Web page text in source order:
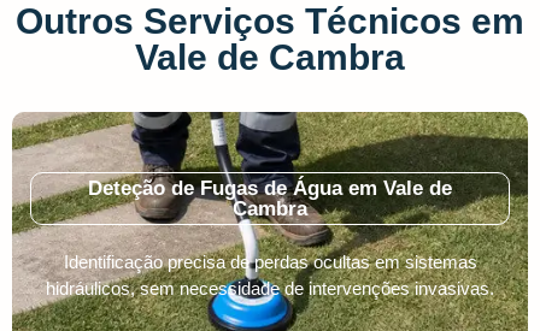
Outros Serviços Técnicos em
Vale de Cambra
Deteção de Fugas de Água em Vale de
Cambra
Identificação precisa de perdas ocultas em sistemas
hidráulicos, sem necessidade de intervenções invasivas.